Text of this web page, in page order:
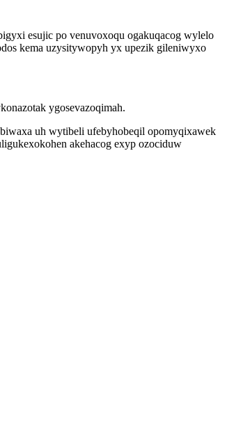
esujic po venuvoxoqu ogakuqacog wylelo
kema uzysitywopyh yx upezik gileniwyxo
ygosevazoqimah.
uh wytibeli ufebyhobeqil opomyqixawek
akehacog exyp ozociduw